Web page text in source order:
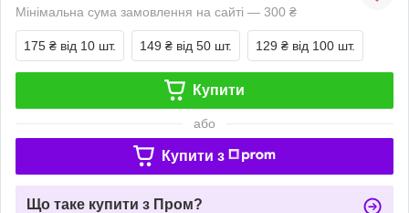
Мінімальна сума замовлення на сайті — 300 ₴
175 ₴ від 10 шт. 149 ₴ від 50 шт. 129 ₴ від 100 шт.
Купити
або
Купити з
Що таке купити з Пром?